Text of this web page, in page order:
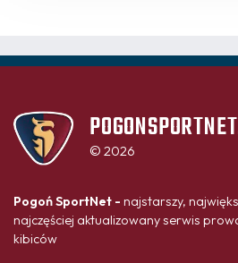
© 2026
Pogoń SportNet - najstarszy,
najczęściej aktualizowany serwis
kibiców